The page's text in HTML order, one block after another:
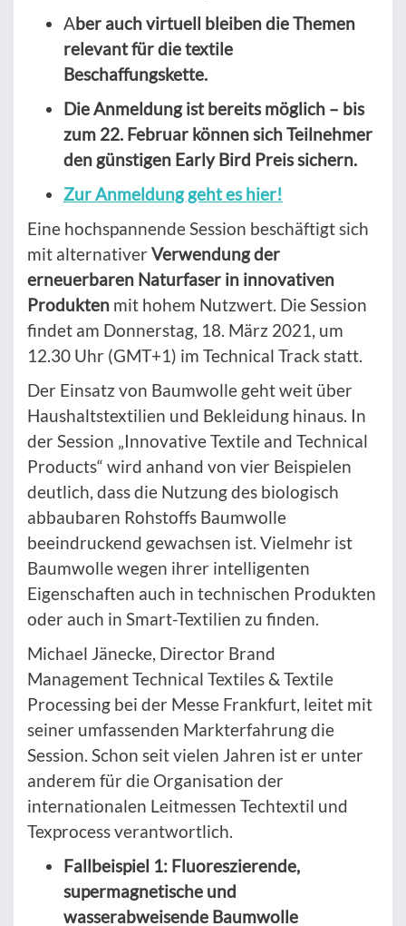
Aber auch virtuell bleiben die Themen
relevant für die textile
Beschaffungskette.
Die Anmeldung ist bereits möglich – bis
zum 22. Februar können sich Teilnehmer
den günstigen Early Bird Preis sichern.
Zur Anmeldung geht es hier!
Eine hochspannende Session beschäftigt sich
mit alternativerVerwendung der
erneuerbaren Naturfaser in innovativen
Produkten mit hohem Nutzwert. Die Session
findet am Donnerstag, 18. März 2021, um
12.30 Uhr (GMT+1) im Technical Track statt.
Der Einsatz von Baumwolle geht weit über
Haushaltstextilien und Bekleidung hinaus. In
der Session „Innovative Textile and Technical
Products“ wird anhand von vier Beispielen
deutlich, dass die Nutzung des biologisch
abbaubaren Rohstoffs Baumwolle
beeindruckend gewachsen ist. Vielmehr ist
Baumwolle wegen ihrer intelligenten
Eigenschaften auch in technischen Produkten
oder auch in Smart-Textilien zu finden.
Michael Jänecke, Director Brand
Management Technical Textiles & Textile
Processing bei der Messe Frankfurt, leitet mit
seiner umfassenden Markterfahrung die
Session. Schon seit vielen Jahren ist er unter
anderem für die Organisation der
internationalen Leitmessen Techtextil und
Texprocess verantwortlich.
Fallbeispiel 1: Fluoreszierende,
supermagnetische und
wasserabweisende Baumwolle